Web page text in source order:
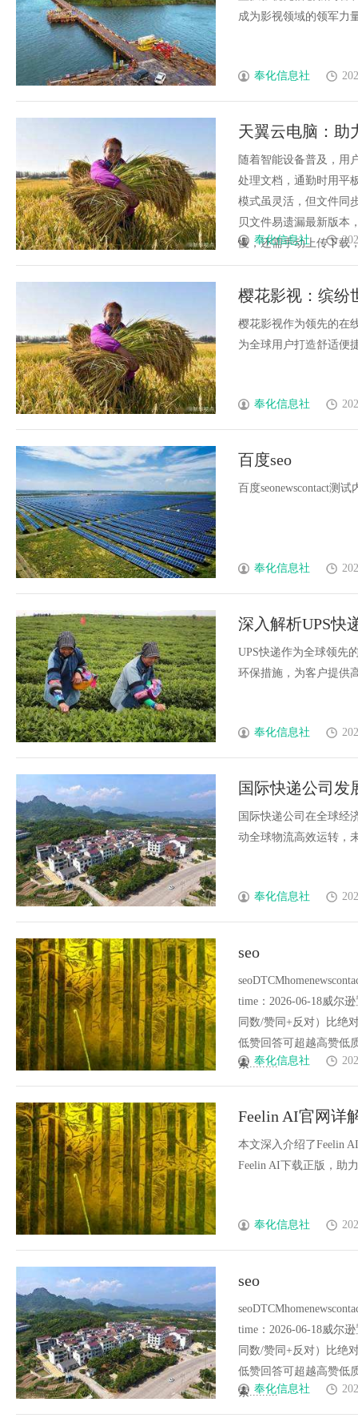
成为影视领域的领军力
奉化信息社
天翼云电脑：助
随着智能设备普及，用
处理文档，通勤时用平
模式虽灵活，但文件同
贝文件易遗漏最新版本
慢，还需手动上传下载
奉化信息社
樱花影视：缤纷
樱花影视作为领先的在
为全球用户打造舒适便
奉化信息社
百度seo
百度seonewscontact测
奉化信息社
深入解析UPS快
UPS快递作为全球领先
环保措施，为客户提供
奉化信息社
国际快递公司发
国际快递公司在全球经
动全球物流高效运转，
奉化信息社
seo
time：2026-06-18威尔
同数/赞同+反对）比绝
低赞回答可超越高赞低
索.........
奉化信息社
Feelin AI官网详
本文深入介绍了Feelin
Feelin AI下载正版，助
奉化信息社
seo
time：2026-06-18威尔
同数/赞同+反对）比绝
低赞回答可超越高赞低
索.........
奉化信息社